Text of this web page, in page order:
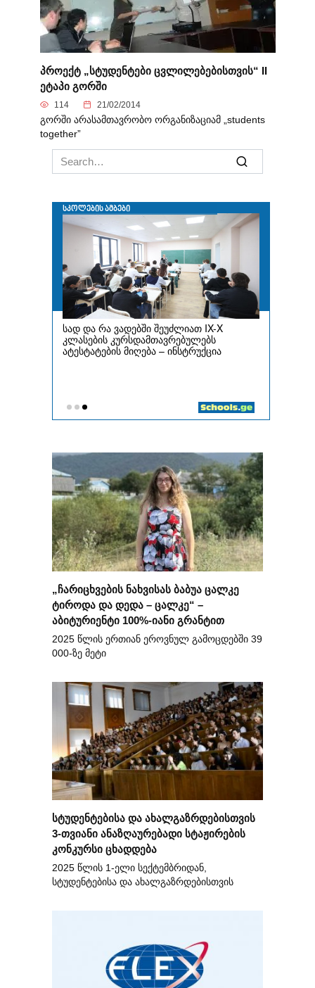
პროექტ „სტუდენტები ცვლილებებისთვის“ II
ეტაპი გორში
114 21/02/2014
გორში არასამთავრობო ორგანიზაციამ „students
together”
Search
for:
„ჩარიცხვების ნახვისას ბაბუა ცალკე
ტიროდა და დედა – ცალკე“ –
აბიტურიენტი 100%-იანი გრანტით
2025 წლის ერთიან ეროვნულ გამოცდებში 39
000-ზე მეტი
სტუდენტებისა და ახალგაზრდებისთვის
3-თვიანი ანაზღაურებადი სტაჟირების
კონკურსი ცხადდება
2025 წლის 1-ელი სექტემბრიდან,
სტუდენტებისა და ახალგაზრდებისთვის